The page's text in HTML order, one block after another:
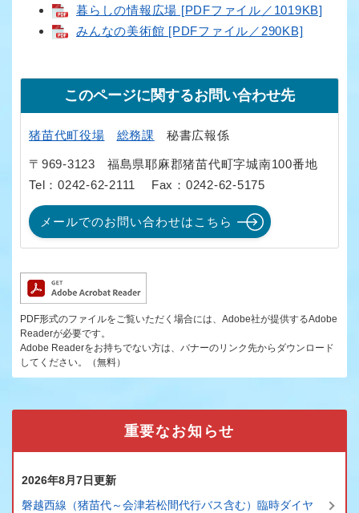
暮らしの情報広場 [PDFファイル／1019KB]
みんなの美術館 [PDFファイル／290KB]
このページに関するお問い合わせ先
猪苗代町役場 総務課 秘書広報係
〒969-3123
福島県耶麻郡猪苗代町字城南100番地
Tel：0242-62-2111
Fax：0242-62-5175
メールでのお問い合わせはこちら
PDF形式のファイルをご覧いただく場合には、Adobe社が提供するAdobe
Readerが必要です。
Adobe Readerをお持ちでない方は、バナーのリンク先からダウンロード
してください。（無料）
重要なお知らせ
2026年8月7日更新
磐越西線（猪苗代～会津若松間代行バス含む）臨時ダイヤ